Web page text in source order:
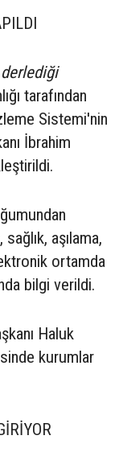
tarafından
Sistemi'nin
İbrahim
aşılama,
ortamda
bilgi verildi.
Haluk
kurumlar